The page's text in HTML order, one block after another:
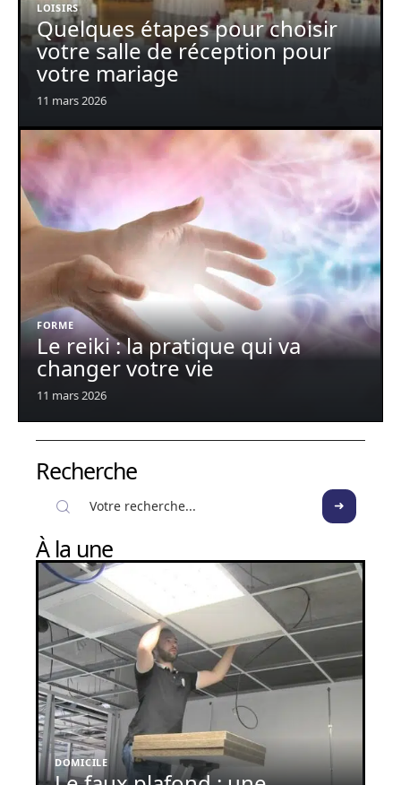
LOISIRS
Quelques étapes pour choisir
votre salle de réception pour
votre mariage
11 mars 2026
FORME
Le reiki : la pratique qui va
changer votre vie
11 mars 2026
Recherche
À la une
DOMICILE